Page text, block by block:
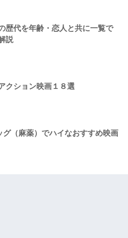
歴代を年齢・恋人と共に一覧で
説
クション映画１８選
グ（麻薬）でハイなおすすめ映画